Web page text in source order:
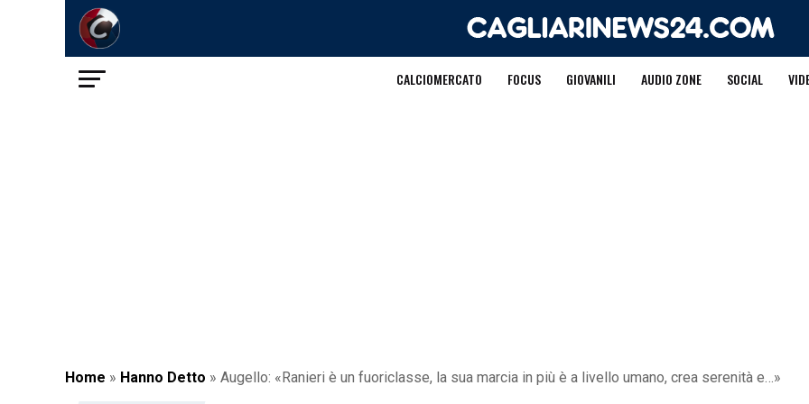
CALCIOMERCATO FOCUS GIOVANILI AUDIO ZONE SOCIAL
Home » Hanno Detto » Augello: «Ranieri è un fuoriclasse, la sua marcia in più è a livello umano, crea serenità e…»